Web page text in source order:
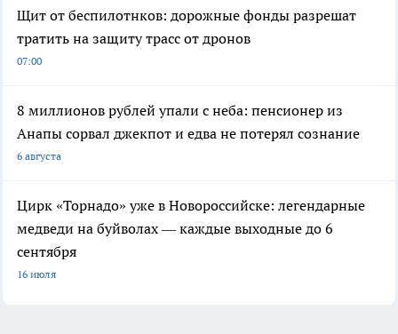
Щит от беспилотнков: дорожные фонды разрешат
тратить на защиту трасс от дронов
07:00
8 миллионов рублей упали с неба: пенсионер из
Анапы сорвал джекпот и едва не потерял сознание
6 августа
Цирк «Торнадо» уже в Новороссийске: легендарные
медведи на буйволах — каждые выходные до 6
сентября
16 июля